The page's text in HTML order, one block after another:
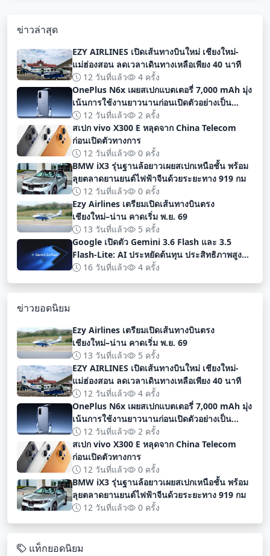
ข่าวล่าสุด
EZY AIRLINES เปิดเส้นทางบินใหม่ เชียงใหม่-
แม่ฮ่องสอน ลดเวลาเดินทางเหลือเพียง 40 นาที
12 วันที่แล้ว
4 ครั้ง
OnePlus N6x เผยสเปกแบตเตอรี่ 7,000 mAh มุ่ง
เน้นการใช้งานยาวนานก่อนเปิดตัวอย่างเป็น
ทางการ
12 วันที่แล้ว
2 ครั้ง
สเปก vivo X300 E หลุดจาก China Telecom
ก่อนเปิดตัวทางการ
12 วันที่แล้ว
0 ครั้ง
BMW iX3 รุ่นฐานล้อยาวเผยสเปกเหนือชั้น พร้อม
ลุยตลาดยานยนต์ไฟฟ้าจีนด้วยระยะทาง 919 กม
12 วันที่แล้ว
0 ครั้ง
Ezy Airlines เตรียมเปิดเส้นทางบินตรง
เชียงใหม่–น่าน คาดเริ่ม พ.ย. 69
13 วันที่แล้ว
5 ครั้ง
Google เปิดตัว Gemini 3.6 Flash และ 3.5
Flash-Lite: AI ประหยัดต้นทุน ประสิทธิภาพสูง
สำหรับนักพัฒนา
16 วันที่แล้ว 4 ครั้ง
ข่าวยอดนิยม
Ezy Airlines เตรียมเปิดเส้นทางบินตรง
เชียงใหม่–น่าน คาดเริ่ม พ.ย. 69
13 วันที่แล้ว
5 ครั้ง
EZY AIRLINES เปิดเส้นทางบินใหม่ เชียงใหม่-
แม่ฮ่องสอน ลดเวลาเดินทางเหลือเพียง 40 นาที
12 วันที่แล้ว
4 ครั้ง
OnePlus N6x เผยสเปกแบตเตอรี่ 7,000 mAh มุ่ง
เน้นการใช้งานยาวนานก่อนเปิดตัวอย่างเป็น
ทางการ
12 วันที่แล้ว
2 ครั้ง
สเปก vivo X300 E หลุดจาก China Telecom
ก่อนเปิดตัวทางการ
12 วันที่แล้ว
0 ครั้ง
BMW iX3 รุ่นฐานล้อยาวเผยสเปกเหนือชั้น พร้อม
ลุยตลาดยานยนต์ไฟฟ้าจีนด้วยระยะทาง 919 กม
12 วันที่แล้ว
0 ครั้ง
แท็กยอดนิยม